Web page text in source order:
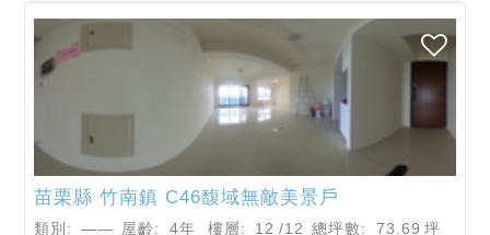
苗栗縣 竹南鎮 C46馥域無敵美景戶
類別: —— 屋齡: 4年 樓層: 12 /12 總坪數: 73.69 坪